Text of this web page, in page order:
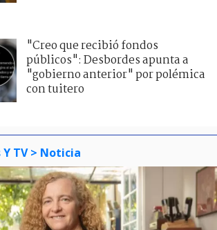
"Creo que recibió fondos
públicos": Desbordes apunta a
"gobierno anterior" por polémica
con tuitero
TV > Noticia